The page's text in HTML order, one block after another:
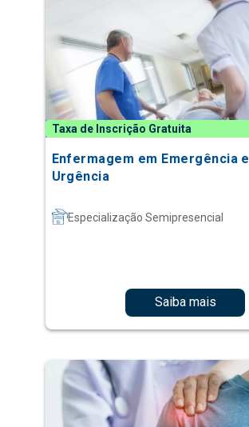
Taxa de Inscrição Gratuita
Enfermagem em Emergência e
Urgência
Especialização Semipresencial
Saiba mais